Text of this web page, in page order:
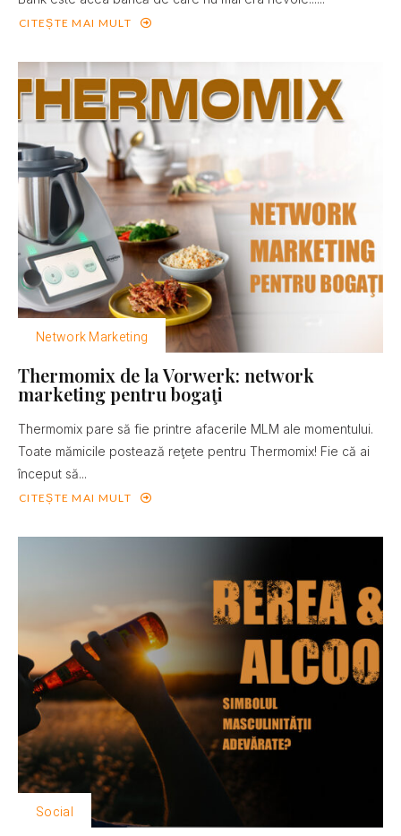
CITEȘTE MAI MULT
Network Marketing
Thermomix de la Vorwerk: network
marketing pentru bogaţi
Thermomix pare să fie printre afacerile MLM ale momentului.
Toate mămicile postează reţete pentru Thermomix! Fie că ai
început să...
CITEȘTE MAI MULT
Social